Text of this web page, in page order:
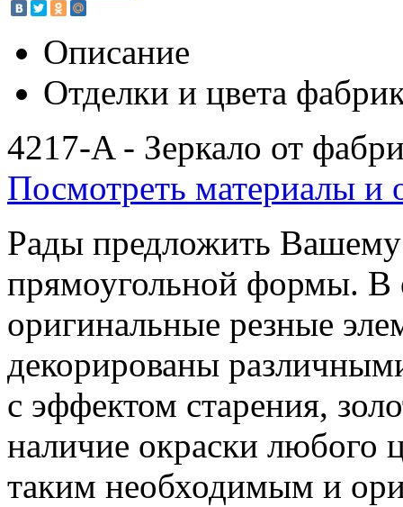
Описание
Отделки и цвета
4217-A - Зеркало от
Посмотреть материалы и
Рады предложить
прямоугольной формы. В
оригинальные резные
декорированы
с эффектом старения,
наличие окраски любого
таким необходимым и